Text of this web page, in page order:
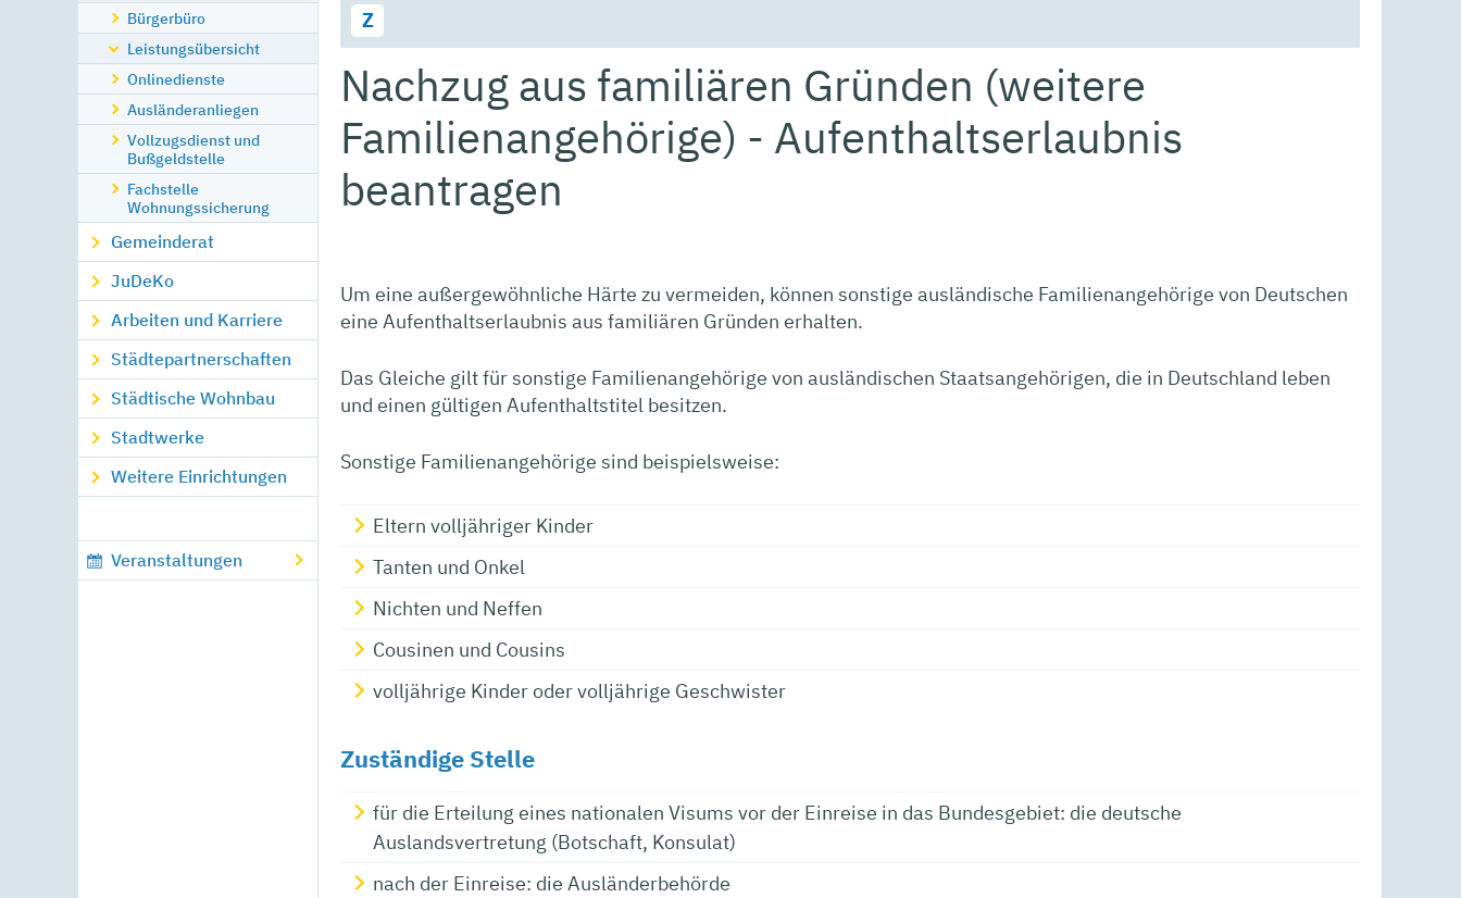
Bürgerbüro
Leistungsübersicht
Onlinedienste
Ausländeranliegen
Vollzugsdienst und
Bußgeldstelle
Fachstelle
Wohnungssicherung
Gemeinderat
JuDeKo
Arbeiten und Karriere
Städtepartnerschaften
Städtische Wohnbau
Stadtwerke
Weitere Einrichtungen
Veranstaltungen
Z
Nachzug aus familiären Gründen (weitere
Familienangehörige) - Aufenthaltserlaubnis
beantragen
Um eine außergewöhnliche Härte zu vermeiden, können sonstige ausländische Familienangehörige von Deutschen
eine Aufenthaltserlaubnis aus familiären Gründen erhalten.
Das Gleiche gilt für sonstige Familienangehörige von ausländischen Staatsangehörigen, die in Deutschland leben
und einen gültigen Aufenthaltstitel besitzen.
Sonstige Familienangehörige sind beispielsweise:
Eltern volljähriger Kinder
Tanten und Onkel
Nichten und Neffen
Cousinen und Cousins
volljährige Kinder oder volljährige Geschwister
Zuständige Stelle
für die Erteilung eines nationalen Visums vor der Einreise in das Bundesgebiet: die deutsche
Auslandsvertretung (Botschaft, Konsulat)
nach der Einreise: die Ausländerbehörde